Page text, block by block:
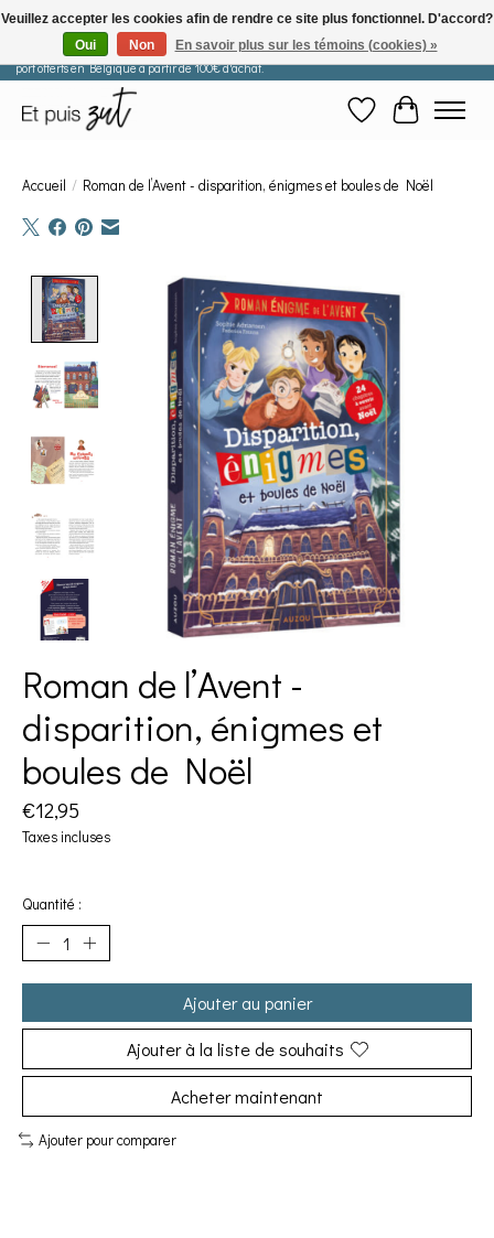
Les commandes passées après le 29 juillet seront expédiées à partir du 11 août. Frais de
port offerts en Belgique à partir de 100€ d'achat.
Liste de souhaits
Panier
Accueil / Roman de l’Avent - disparition, énigmes et boules de Noël
Product image slideshow Items
Roman de l’Avent -
disparition, énigmes et
boules de Noël
€12,95
Taxes incluses
Quantité :
Ajouter au panier
Ajouter à la liste de souhaits
Acheter maintenant
Ajouter pour comparer
Veuillez accepter les cookies afin de rendre ce site plus fonctionnel. D'accord?
Oui
Non En savoir plus sur les témoins (cookies) »